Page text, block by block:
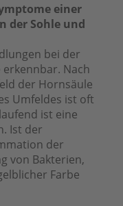
einer
der Sohle und
bei der
Nach
der Hornsäule
Umfeldes ist oft
ist eine
Ist der
der
von Bakterien,
Farbe